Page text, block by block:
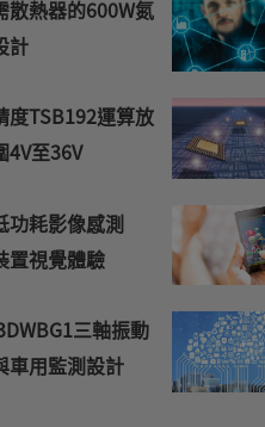
散熱器的600W氮
計
度TSB192運算放
至36V
功耗影像感測
視覺體驗
三軸振動
用監測設計